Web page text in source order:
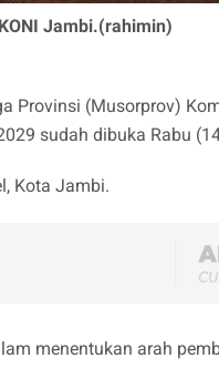
Jambi.(rahimin)
Provinsi (Musorprov)
sudah dibuka Rabu
Kota Jambi.
menentukan arah